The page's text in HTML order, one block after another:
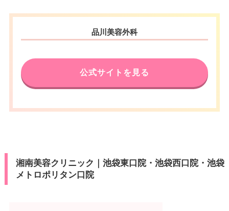
品川美容外科
公式サイトを見る
湘南美容クリニック｜池袋東口院・池袋西口院・池袋
メトロポリタン口院